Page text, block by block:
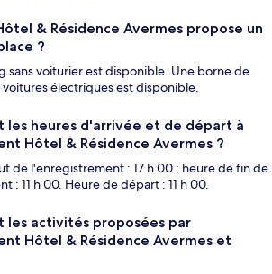
& Résidence Avermes propose un
?
sans voiturier est disponible. Une borne de
électriques est disponible.
les heures d'arrivée et de départ à
Hôtel & Résidence Avermes ?
de l'enregistrement : 17 h 00 ; heure de fin de
: 11 h 00. Heure de départ : 11 h 00.
les activités proposées par
Hôtel & Résidence Avermes et